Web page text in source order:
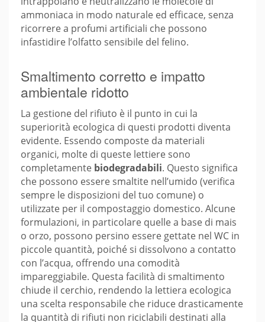
ammoniaca in modo naturale ed efficace, senza
ricorrere a profumi artificiali che possono
infastidire l’olfatto sensibile del felino.
Smaltimento corretto e impatto
ambientale ridotto
La gestione del rifiuto è il punto in cui la
superiorità ecologica di questi prodotti diventa
evidente. Essendo composte da materiali
organici, molte di queste lettiere sono
completamente biodegradabili. Questo significa
che possono essere smaltite nell’umido (verifica
sempre le disposizioni del tuo comune) o
utilizzate per il compostaggio domestico. Alcune
formulazioni, in particolare quelle a base di mais
o orzo, possono persino essere gettate nel WC in
piccole quantità, poiché si dissolvono a contatto
con l’acqua, offrendo una comodità
impareggiabile. Questa facilità di smaltimento
chiude il cerchio, rendendo la lettiera ecologica
una scelta responsabile che riduce drasticamente
la quantità di rifiuti non riciclabili destinati alla